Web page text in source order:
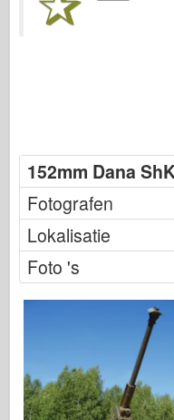
HobbyBoss
Meng-model
Tamiya
Tristar
Trompettist
Zvezda
Boeken
Dvds
152mm Dana
Fotografen
Lokalisatie
Foto 's